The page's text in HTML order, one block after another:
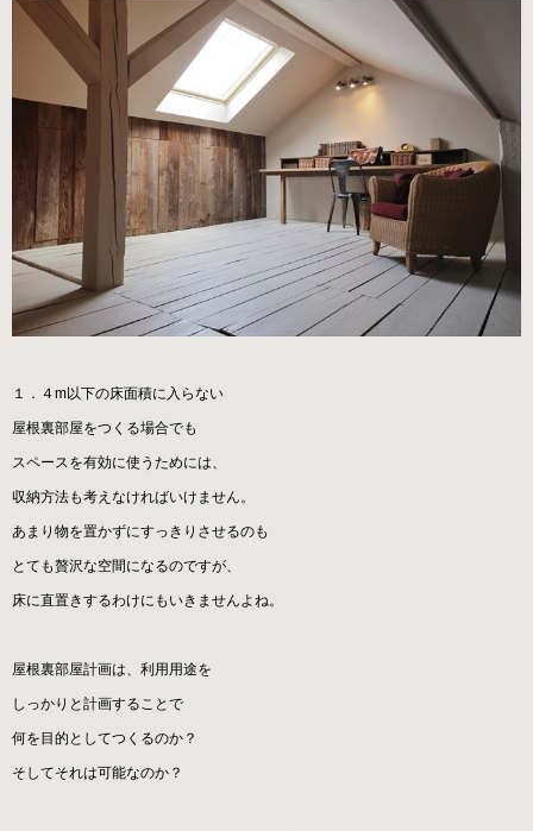
１．４m以下の床面積に入らない
屋根裏部屋をつくる場合でも
スペースを有効に使うためには、
収納方法も考えなければいけません。
あまり物を置かずにすっきりさせるのも
とても贅沢な空間になるのですが、
床に直置きするわけにもいきませんよね。
屋根裏部屋計画は、利用用途を
しっかりと計画することで
何を目的としてつくるのか？
そしてそれは可能なのか？